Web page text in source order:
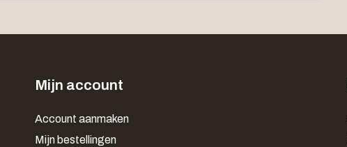
Mijn account
Account aanmaken
Mijn bestellingen